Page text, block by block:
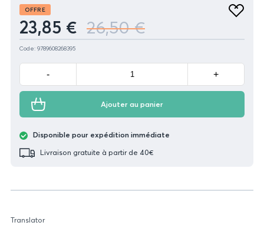
Translator
Produit
OFFRE
26,50 €
23,85 €
Ajouter
Code: 9789608268395
Minus
- Plus
+
Ajouter au panier
Disponible pour expédition immédiate
Livraison gratuite à partir de 40€